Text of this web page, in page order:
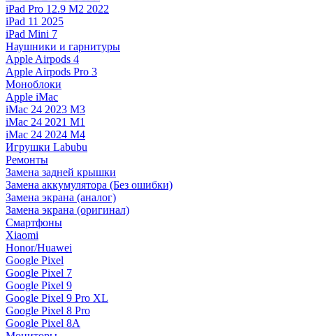
iPad Pro 12.9 M2 2022
iPad 11 2025
iPad Mini 7
Наушники и гарнитуры
Apple Airpods 4
Apple Airpods Pro 3
Моноблоки
Apple iMac
iMac 24 2023 M3
iMac 24 2021 M1
iMac 24 2024 M4
Игрушки Labubu
Ремонты
Замена задней крышки
Замена аккумулятора (Без ошибки)
Замена экрана (аналог)
Замена экрана (оригинал)
Смартфоны
Xiaomi
Honor/Huawei
Google Pixel
Google Pixel 7
Google Pixel 9
Google Pixel 9 Pro XL
Google Pixel 8 Pro
Google Pixel 8A